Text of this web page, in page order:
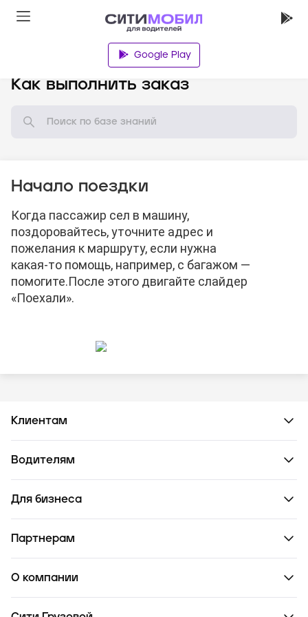
Google Play
Как выполнить заказ
Начало поездки
Когда пассажир сел в машину,
поздоровайтесь, уточните адрес и
пожелания к маршруту, если нужна
какая-то помощь, например, с багажом —
помогите.После этого двигайте слайдер
«Поехали».
Клиентам
Водителям
Для бизнеса
Партнерам
О компании